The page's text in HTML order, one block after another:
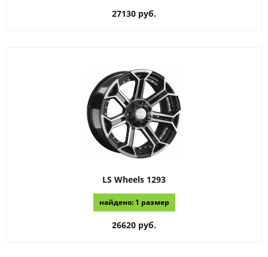
27130 руб.
LS Wheels 1293
найдено: 1 размер
26620 руб.